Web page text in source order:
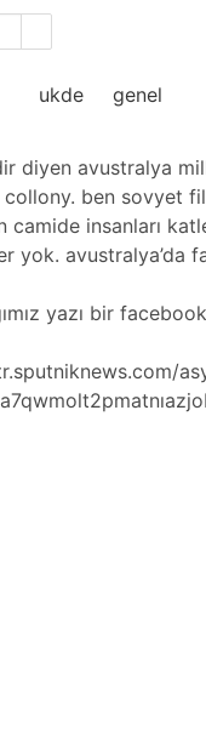
ukde genel
diyen avustralya
ben sovyet
camide insanları
yok. avustralya’da
yazı bir